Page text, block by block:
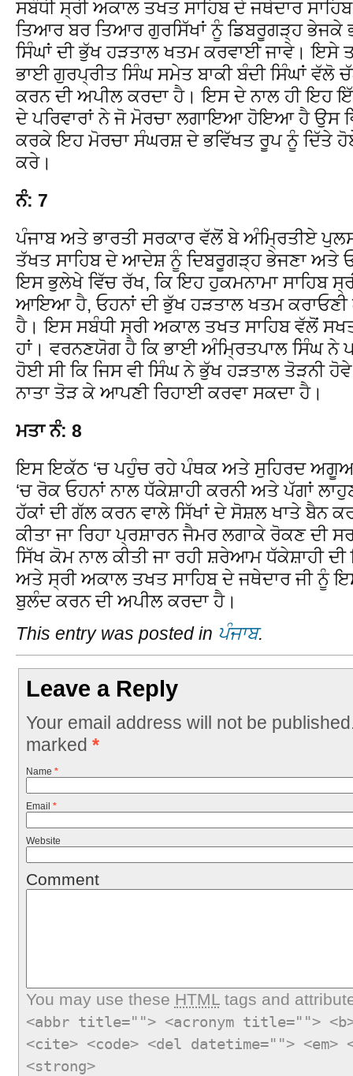
ਸਬੰਧੀ ਸ੍ਰੀ ਅਕਾਲ ਤਖਤ ਸਾਹਿਬ ਦੇ ਜਥੇਦਾਰ
ਤਿਆਰ ਬਰ ਤਿਆਰ ਗੁਰਸਿੱਖਾਂ ਨੂੰ ਡਿਬਰੂਗੜ੍ਹ ਭੇਜਕੇ
ਸਿੰਘਾਂ ਦੀ ਭੁੱਖ ਹੜਤਾਲ ਖਤਮ ਕਰਵਾਈ ਜਾਵੇ। ਇਸੇ
ਭਾਈ ਗੁਰਪ੍ਰੀਤ ਸਿੰਘ ਸਮੇਤ ਬਾਕੀ ਬੰਦੀ ਸਿੰਘਾਂ ਵੱਲੋ
ਕਰਨ ਦੀ ਅਪੀਲ ਕਰਦਾ ਹੈ। ਇਸ ਦੇ ਨਾਲ ਹੀ ਇਹ
ਦੇ ਪਰਿਵਾਰਾਂ ਨੇ ਜੋ ਮੋਰਚਾ ਲਗਾਇਆ ਹੋਇਆ ਹੈ ਉਸ
ਕਰਕੇ ਇਹ ਮੋਰਚਾ ਸੰਘਰਸ਼ ਦੇ ਭਵਿੱਖਤ ਰੂਪ ਨੂੰ ਦਿੱਤੇ
ਕਰੇ।
ਨੰ: 7
ਪੰਜਾਬ ਅਤੇ ਭਾਰਤੀ ਸਰਕਾਰ ਵੱਲੋਂ ਬੇ ਅੰਮ੍ਰਿਤੀਏ
ਤੱਖਤ ਸਾਹਿਬ ਦੇ ਆਦੇਸ਼ ਨੂੰ ਦਿਬਰੂਗੜ੍ਹ ਭੇਜਣਾ ਅਤੇ
ਇਸ ਭੁਲੇਖੇ ਵਿੱਚ ਰੱਖ, ਕਿ ਇਹ ਹੁਕਮਨਾਮਾ ਸਾਹਿਬ
ਆਇਆ ਹੈ, ਓਹਨਾਂ ਦੀ ਭੁੱਖ ਹੜਤਾਲ ਖਤਮ ਕਰਾਓਣੀ
ਹੈ। ਇਸ ਸਬੰਧੀ ਸ੍ਰੀ ਅਕਾਲ ਤਖਤ ਸਾਹਿਬ ਵੱਲੋਂ
ਹਾਂ। ਵਰਨਣਯੋਗ ਹੈ ਕਿ ਭਾਈ ਅੰਮ੍ਰਿਤਪਾਲ ਸਿੰਘ ਨੇ
ਹੋਈ ਸੀ ਕਿ ਜਿਸ ਵੀ ਸਿੰਘ ਨੇ ਭੁੱਖ ਹੜਤਾਲ ਤੋੜਨੀ
ਨਾਤਾ ਤੋੜ ਕੇ ਆਪਣੀ ਰਿਹਾਈ ਕਰਵਾ ਸਕਦਾ ਹੈ।
ਮਤਾ ਨੰ: 8
ਇਸ ਇਕੱਠ ‘ਚ ਪਹੁੰਚ ਰਹੇ ਪੰਥਕ ਅਤੇ ਸੁਹਿਰਦ ਅਗੂਆਂ
‘ਚ ਰੋਕ ਓਹਨਾਂ ਨਾਲ ਧੱਕੇਸ਼ਾਹੀ ਕਰਨੀ ਅਤੇ ਪੱਗਾਂ
ਹੱਕਾਂ ਦੀ ਗੱਲ ਕਰਨ ਵਾਲੇ ਸਿੱਖਾਂ ਦੇ ਸੋਸ਼ਲ ਖਾਤੇ ਬੈਨ
ਕੀਤਾ ਜਾ ਰਿਹਾ ਪ੍ਰਸ਼ਾਰਨ ਜੈਮਰ ਲਗਾਕੇ ਰੋਕਣ ਦੀ
ਸਿੱਖ ਕੋਮ ਨਾਲ ਕੀਤੀ ਜਾ ਰਹੀ ਸ਼ਰੇਆਮ ਧੱਕੇਸ਼ਾਹੀ
ਅਤੇ ਸ੍ਰੀ ਅਕਾਲ ਤਖਤ ਸਾਹਿਬ ਦੇ ਜਥੇਦਾਰ ਜੀ ਨੂੰ
ਬੁਲੰਦ ਕਰਨ ਦੀ ਅਪੀਲ ਕਰਦਾ ਹੈ।
This entry was posted in ਪੰਜਾਬ.
Leave a Reply
Your email address will not be
marked *
Name *
Email *
Website
Comment
You may use these HTMLtags and
<abbr title=""> <acronym title="">
<cite> <code> <del datetime="">
<strong>